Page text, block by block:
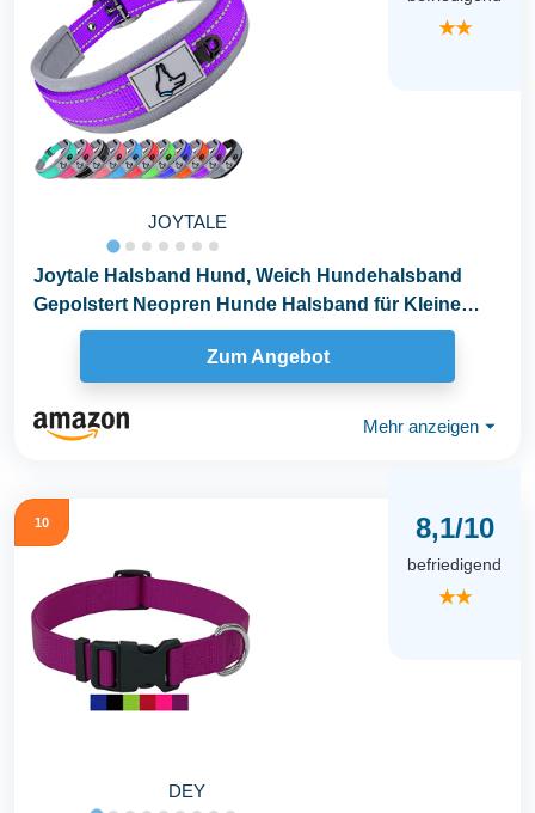
JOYTALE
★★
Joytale Halsband Hund, Weich Hundehalsband
Gepolstert Neopren Hunde Halsband für Kleine
Hunde...
Zum Angebot
Mehr anzeigen ⏷
10
DEY
8,1/10
befriedigend
★★